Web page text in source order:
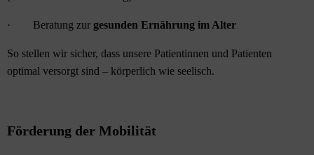
· Beratung zur gesunden Ernährung im Alter
So stellen wir sicher, dass unsere Patientinnen und Patienten
optimal versorgt sind – körperlich wie seelisch.
Förderung der Mobilität